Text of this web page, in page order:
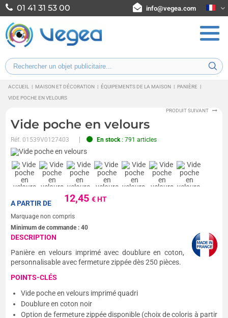
01 41 31 53 00 info@vegea.com
ACCUEIL | MAISON ET DÉCORATION | ÉQUIPEMENTS DE LA MAISON | PANIÈRE |
VIDE POCHE EN VELOURS
PRODUIT SUIVANT
Vide poche en velours
Réf.01539V0127403 En stock: 791 articles
12,45€ HT
A PARTIR DE
Marquage non compris
Minimum de commande :40
DESCRIPTION
Panière en velours imprimé avec doublure en coton,
personnalisable avec fermeture zippée dès 250 pièces.
POINTS-CLÉS
Vide poche en velours imprimé quadri
Doublure en coton noir
Option de fermeture zippée disponible (choix de coloris à partir